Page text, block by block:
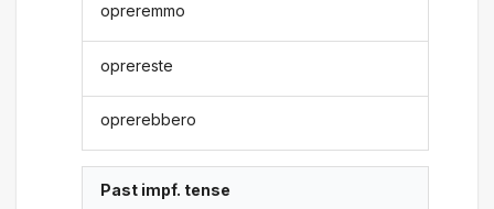
opreremmo
oprereste
oprerebbero
Past impf. tense